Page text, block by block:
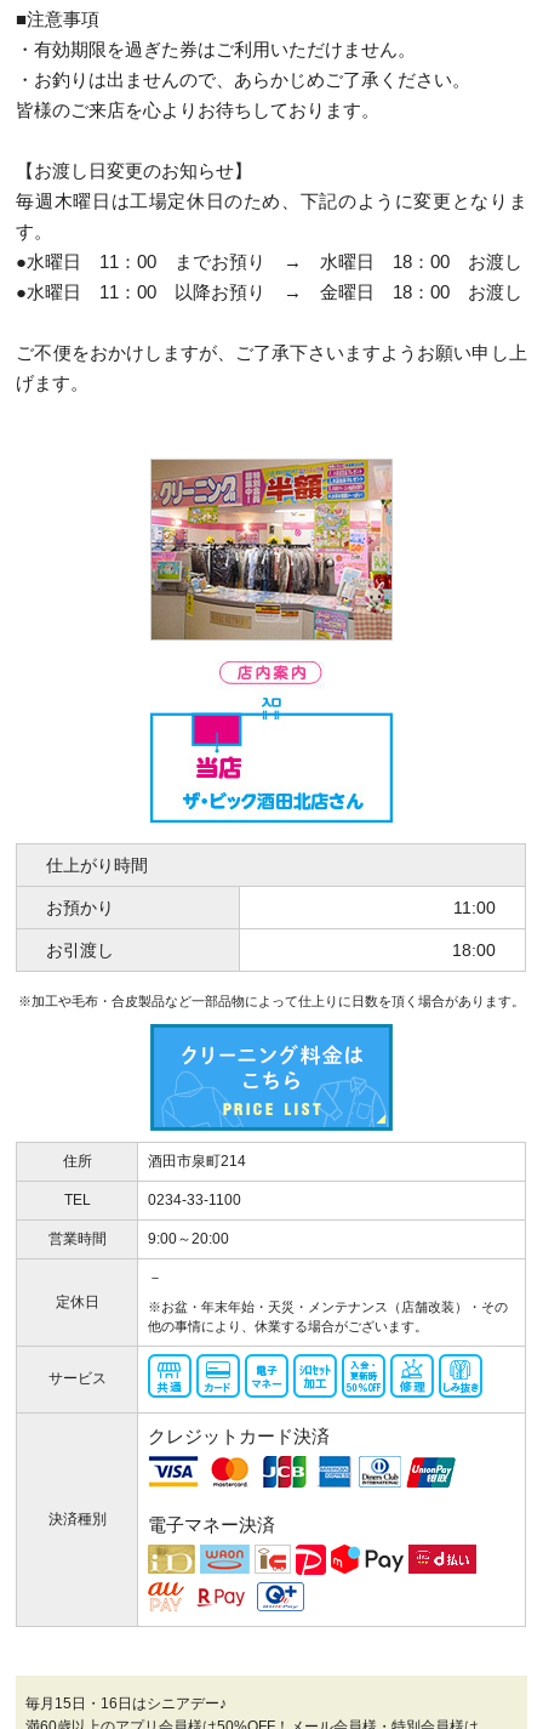
■注意事項
・有効期限を過ぎた券はご利用いただけません。
・お釣りは出ませんので、あらかじめご了承ください。
皆様のご来店を心よりお待ちしております。
【お渡し日変更のお知らせ】
毎週木曜日は工場定休日のため、下記のように変更となりま
す。
●水曜日 11：00 までお預り → 水曜日 18：00 お渡し
●水曜日 11：00 以降お預り → 金曜日 18：00 お渡し
ご不便をおかけしますが、ご了承下さいますようお願い申し上
げます。
仕上がり時間
お預かり 11:00
お引渡し 18:00
※加工や毛布・合皮製品など一部品物によって仕上りに日数を頂く場合があります。
住所 酒田市泉町214
TEL 0234-33-1100
営業時間 9:00～20:00
定休日
－
※お盆・年末年始・天災・メンテナンス（店舗改装）・その
他の事情により、休業する場合がございます。
サービス
決済種別
クレジットカード決済
電子マネー決済
毎月15日・16日はシニアデー♪